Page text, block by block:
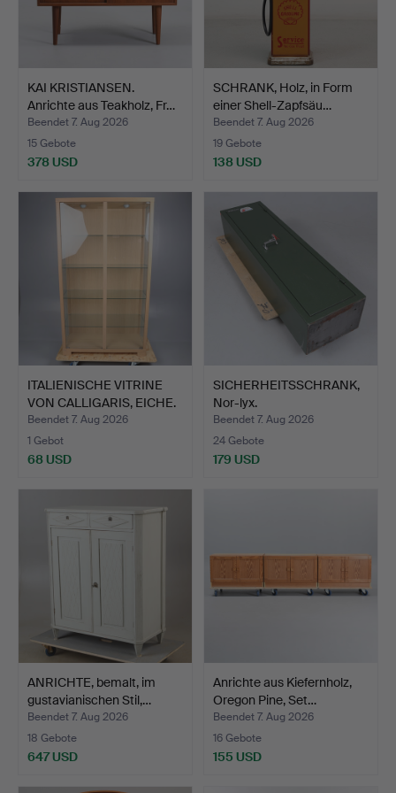
KAI KRISTIANSEN.
Anrichte aus Teakholz, Fr…
Beendet 7. Aug 2026
15 Gebote
378 USD
SCHRANK, Holz, in Form
einer Shell-Zapfsäu…
Beendet 7. Aug 2026
19 Gebote
138 USD
ITALIENISCHE VITRINE
VON CALLIGARIS, EICHE.
Beendet 7. Aug 2026
1 Gebot
68 USD
SICHERHEITSSCHRANK,
Nor-lyx.
Beendet 7. Aug 2026
24 Gebote
179 USD
ANRICHTE, bemalt, im
gustavianischen Stil,…
Beendet 7. Aug 2026
18 Gebote
647 USD
Anrichte aus Kiefernholz,
Oregon Pine, Set…
Beendet 7. Aug 2026
16 Gebote
155 USD